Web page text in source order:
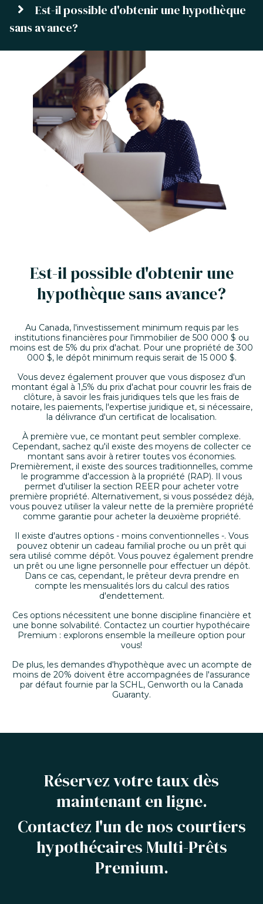
Est-il possible d'obtenir une hypothèque
sans avance?
Est-il possible d'obtenir une
hypothèque sans avance?
Au Canada, l'investissement minimum requis par les
institutions financières pour l'immobilier de 500 000 $ ou
moins est de 5% du prix d'achat. Pour une propriété de 300
000 $, le dépôt minimum requis serait de 15 000 $.
Vous devez également prouver que vous disposez d'un
montant égal à 1,5% du prix d'achat pour couvrir les frais de
clôture, à savoir les frais juridiques tels que les frais de
notaire, les paiements, l'expertise juridique et, si nécessaire,
la délivrance d'un certificat de localisation.
À première vue, ce montant peut sembler complexe.
Cependant, sachez qu'il existe des moyens de collecter ce
montant sans avoir à retirer toutes vos économies.
Premièrement, il existe des sources traditionnelles, comme
le programme d'accession à la propriété (RAP). Il vous
permet d'utiliser la section REER pour acheter votre
première propriété. Alternativement, si vous possédez déjà,
vous pouvez utiliser la valeur nette de la première propriété
comme garantie pour acheter la deuxième propriété.
Il existe d'autres options - moins conventionnelles -. Vous
pouvez obtenir un cadeau familial proche ou un prêt qui
sera utilisé comme dépôt. Vous pouvez également prendre
un prêt ou une ligne personnelle pour effectuer un dépôt.
Dans ce cas, cependant, le prêteur devra prendre en
compte les mensualités lors du calcul des ratios
d'endettement.
Ces options nécessitent une bonne discipline financière et
une bonne solvabilité. Contactez un courtier hypothécaire
Premium : explorons ensemble la meilleure option pour
vous!
De plus, les demandes d'hypothèque avec un acompte de
moins de 20% doivent être accompagnées de l'assurance
par défaut fournie par la SCHL, Genworth ou la Canada
Guaranty.
Réservez votre taux dès
maintenant en ligne.
Contactez l'un de nos courtiers
hypothécaires Multi-Prêts
Premium.